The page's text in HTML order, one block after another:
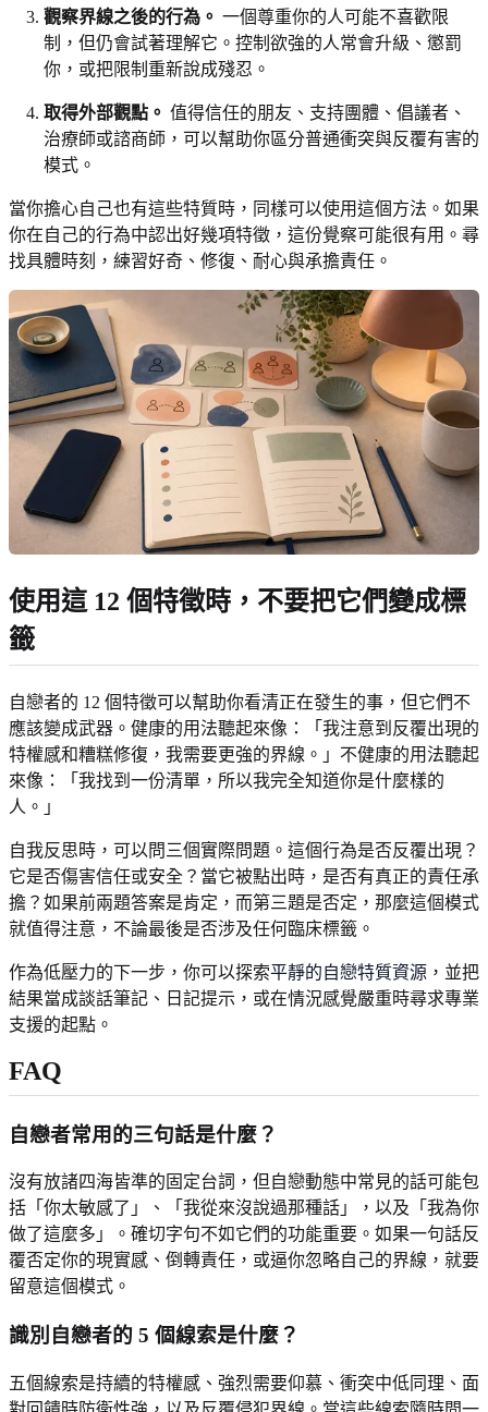
觀察界線之後的行為。 一個尊重你的人可能不喜歡限
制，但仍會試著理解它。控制欲強的人常會升級、懲罰
你，或把限制重新說成殘忍。
取得外部觀點。 值得信任的朋友、支持團體、倡議者、
治療師或諮商師，可以幫助你區分普通衝突與反覆有害的
模式。
當你擔心自己也有這些特質時，同樣可以使用這個方法。如果
你在自己的行為中認出好幾項特徵，這份覺察可能很有用。尋
找具體時刻，練習好奇、修復、耐心與承擔責任。
使用這 12 個特徵時，不要把它們變成標
籤
自戀者的 12 個特徵可以幫助你看清正在發生的事，但它們不
應該變成武器。健康的用法聽起來像：「我注意到反覆出現的
特權感和糟糕修復，我需要更強的界線。」不健康的用法聽起
來像：「我找到一份清單，所以我完全知道你是什麼樣的
人。」
自我反思時，可以問三個實際問題。這個行為是否反覆出現？
它是否傷害信任或安全？當它被點出時，是否有真正的責任承
擔？如果前兩題答案是肯定，而第三題是否定，那麼這個模式
就值得注意，不論最後是否涉及任何臨床標籤。
作為低壓力的下一步，你可以探索平靜的自戀特質資源 ，並把
結果當成談話筆記、日記提示，或在情況感覺嚴重時尋求專業
支援的起點。
FAQ
自戀者常用的三句話是什麼？
沒有放諸四海皆準的固定台詞，但自戀動態中常見的話可能包
括「你太敏感了」、「我從來沒說過那種話」，以及「我為你
做了這麼多」。確切字句不如它們的功能重要。如果一句話反
覆否定你的現實感、倒轉責任，或逼你忽略自己的界線，就要
留意這個模式。
識別自戀者的 5 個線索是什麼？
五個線索是持續的特權感、強烈需要仰慕、衝突中低同理、面